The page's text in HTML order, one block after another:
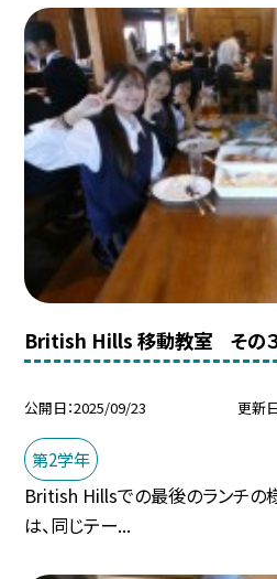
British Hills 移動教室 その
公開日 2025/09/23 更新
第2学年
British Hillsでの最後のランチの
は、同じテー...